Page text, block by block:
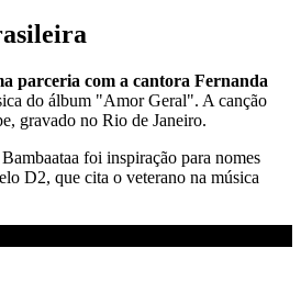
parceria com a cantora Fernanda
do álbum "Amor Geral". A canção
gravado no Rio de Janeiro.
foi inspiração para nomes
D2, que cita o veterano na música